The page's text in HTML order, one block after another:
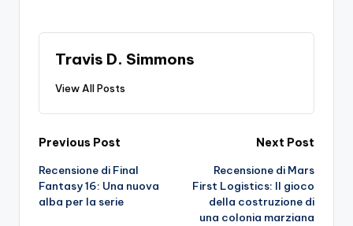
Travis D. Simmons
View All Posts
Post
navigation
Previous Post
Recensione di Final
Fantasy 16: Una nuova
alba per la serie
Next Post
Recensione di Mars
First Logistics: Il gioco
della costruzione di
una colonia marziana